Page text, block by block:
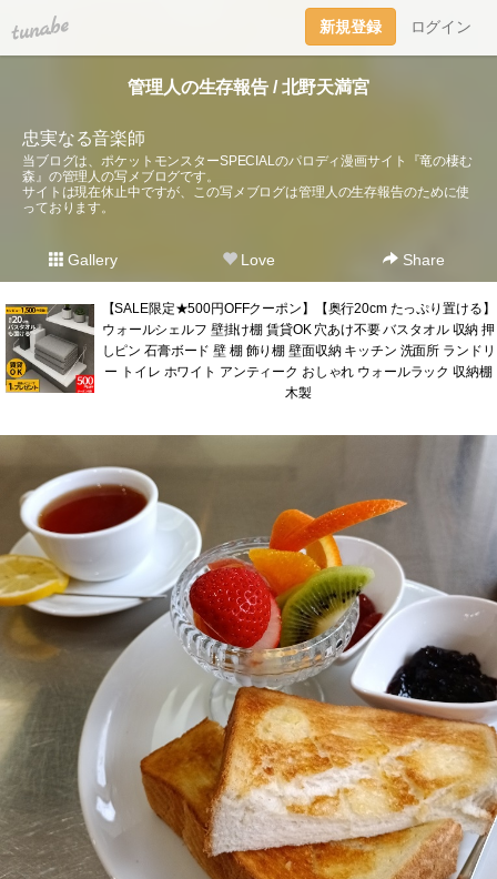
tuna.be 新規登録 ログイン
管理人の生存報告 / 北野天満宮
忠実なる音楽師
当ブログは、ポケットモンスターSPECIALのパロディ漫画サイト『竜の棲む
森』の管理人の写メブログです。
サイトは現在休止中ですが、この写メブログは管理人の生存報告のために使
っております。
Gallery Love Share
【SALE限定★500円OFFクーポン】【奥行20cm たっぷり置ける】
ウォールシェルフ 壁掛け棚 賃貸OK 穴あけ不要 バスタオル 収納 押
しピン 石膏ボード 壁 棚 飾り棚 壁面収納 キッチン 洗面所 ランドリ
ー トイレ ホワイト アンティーク おしゃれ ウォールラック 収納棚
木製